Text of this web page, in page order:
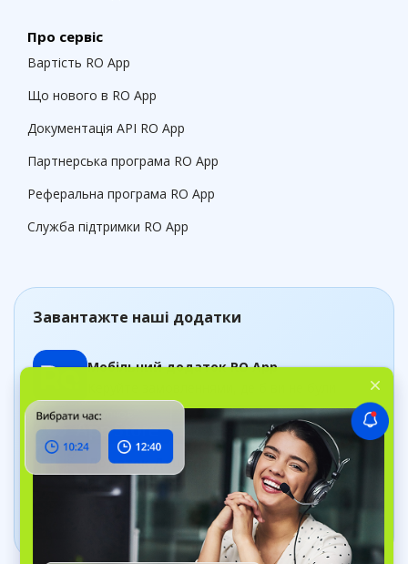
Про сервіс
Вартість RO App
Що нового в RO App
Документація API RO App
Партнерська програма RO App
Реферальна програма RO App
Служба підтримки RO App
Завантажте наші додатки
Мобільний додаток RO App
Додаток Дашборд
Відстежуйте стан бізнесу в реальному часі